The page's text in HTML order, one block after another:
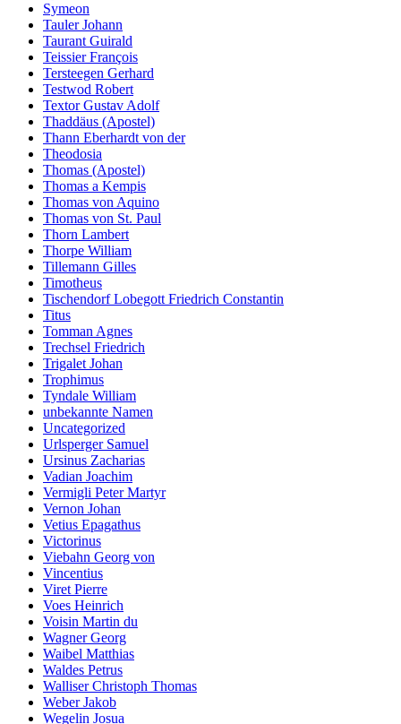
Symeon
Tauler Johann
Taurant Guirald
Teissier François
Tersteegen Gerhard
Testwod Robert
Textor Gustav Adolf
Thaddäus (Apostel)
Thann Eberhardt von der
Theodosia
Thomas (Apostel)
Thomas a Kempis
Thomas von Aquino
Thomas von St. Paul
Thorn Lambert
Thorpe William
Tillemann Gilles
Timotheus
Tischendorf Lobegott Friedrich Constantin
Titus
Tomman Agnes
Trechsel Friedrich
Trigalet Johan
Trophimus
Tyndale William
unbekannte Namen
Uncategorized
Urlsperger Samuel
Ursinus Zacharias
Vadian Joachim
Vermigli Peter Martyr
Vernon Johan
Vetius Epagathus
Victorinus
Viebahn Georg von
Vincentius
Viret Pierre
Voes Heinrich
Voisin Martin du
Wagner Georg
Waibel Matthias
Waldes Petrus
Walliser Christoph Thomas
Weber Jakob
Wegelin Josua